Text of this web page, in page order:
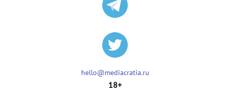
hello@mediacratia.ru
18+